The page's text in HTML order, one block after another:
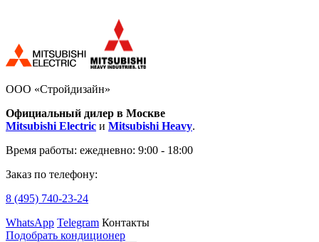
ООО «Стройдизайн»
Официальный дилер в Москве
Mitsubishi Electric и Mitsubishi Heavy.
Время работы: ежедневно: 9:00 - 18:00
Заказ по телефону:
8 (495) 740-23-24
WhatsApp Telegram Контакты
Подобрать кондиционер